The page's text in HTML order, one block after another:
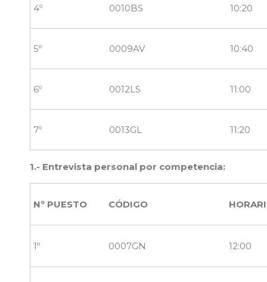
4º 0010BS 10:20
5º 0009AV 10:40
6º 0012LS 11:00
7º 0013GL 11:20
1.- Entrevista personal por competencia:
Nº PUESTO CÓDIGO
1º 0007GN 12:00